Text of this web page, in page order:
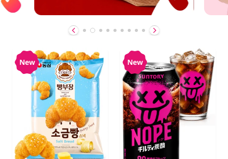
New New